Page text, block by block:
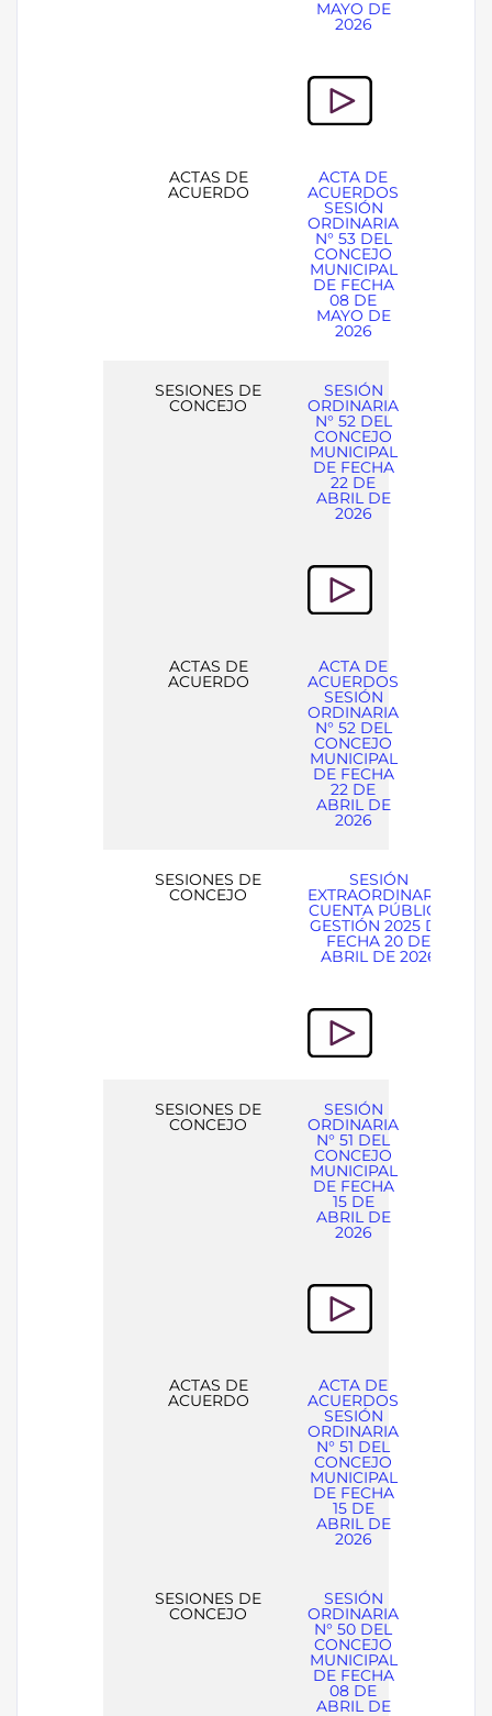
MAYO DE
2026
ACTAS DE
ACUERDO
ACTA DE
ACUERDOS
SESIÓN
ORDINARIA
N° 53 DEL
CONCEJO
MUNICIPAL
DE FECHA
08 DE
MAYO DE
2026
SESIONES DE
CONCEJO
SESIÓN
ORDINARIA
N° 52 DEL
CONCEJO
MUNICIPAL
DE FECHA
22 DE
ABRIL DE
2026
ACTAS DE
ACUERDO
ACTA DE
ACUERDOS
SESIÓN
ORDINARIA
N° 52 DEL
CONCEJO
MUNICIPAL
DE FECHA
22 DE
ABRIL DE
2026
SESIONES DE
CONCEJO
SESIÓN
EXTRAORDINARIA
CUENTA PÚBLICA
GESTIÓN 2025 DE
FECHA 20 DE
ABRIL DE 2026
SESIONES DE
CONCEJO
SESIÓN
ORDINARIA
N° 51 DEL
CONCEJO
MUNICIPAL
DE FECHA
15 DE
ABRIL DE
2026
ACTAS DE
ACUERDO
ACTA DE
ACUERDOS
SESIÓN
ORDINARIA
N° 51 DEL
CONCEJO
MUNICIPAL
DE FECHA
15 DE
ABRIL DE
2026
SESIONES DE
CONCEJO
SESIÓN
ORDINARIA
N° 50 DEL
CONCEJO
MUNICIPAL
DE FECHA
08 DE
ABRIL DE